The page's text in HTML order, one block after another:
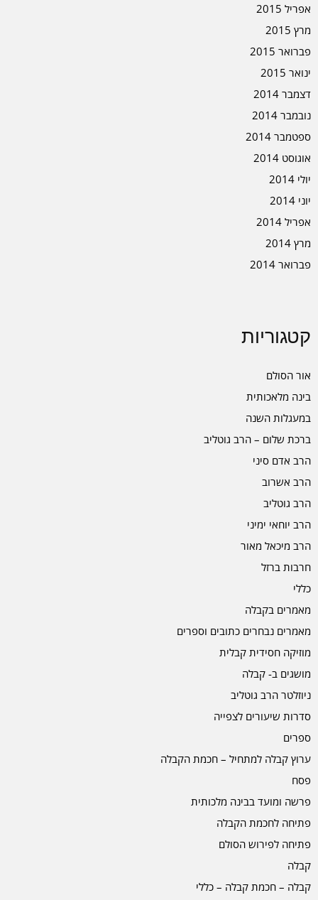
אפריל 2015
מרץ 2015
פברואר 2015
ינואר 2015
דצמבר 2014
נובמבר 2014
ספטמבר 2014
אוגוסט 2014
יולי 2014
יוני 2014
אפריל 2014
מרץ 2014
פברואר 2014
קטגוריות
אור הסולם
בינה מלאכותית
במעגלות השנה
ברכת שלום – הרב גוטליב
הרב אדם סיני
הרב אשרוב
הרב גוטליב
הרב יוחאי ימיני
הרב מיכאל מאור
חרבות ברזל
כללי
מאמרים בקבלה
מאמרים נבחרים כתובים וספרים
מוזיקה חסידית קבלית
מושגים ב- קבלה
ניוזלטר הרב גוטליב
סדרות שיעורים לצפייה
ספרים
ערוץ קבלה למתחיל – חכמת הקבלה
פסח
פרשה ומועד בבינה מלכותית
פתיחה לחכמת הקבלה
פתיחה לפירוש הסולם
קבלה
קבלה – חכמת קבלה – כללי